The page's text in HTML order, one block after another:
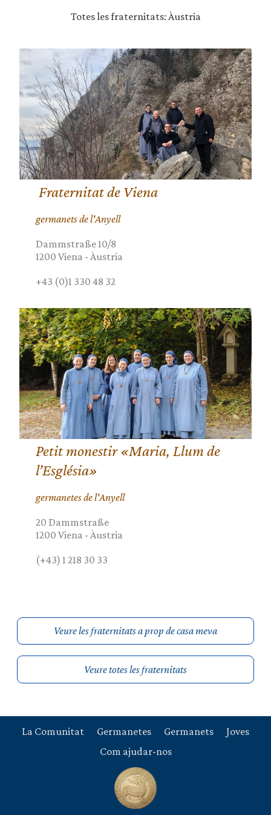
Totes les fraternitats: Àustria
Fraternitat de Viena
germanets de l'Anyell
Dammstraße 10/8
1200 Viena - Àustria
+43 (0)1 330 48 32
Petit monestir «Maria, Llum de
l’Església»
germanetes de l'Anyell
20 Dammstraße
1200 Viena -Àustria
(+43) 1 218 30 33
Veure les fraternitats a prop de casa meva
Veure totes les fraternitats
La Comunitat Germanetes Germanets
Joves
Com ajudar-nos